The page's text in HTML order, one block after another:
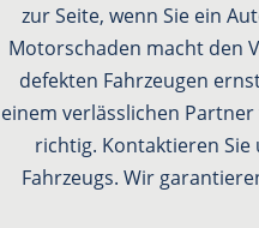
zur Seite, wenn Sie ein
Motorschaden macht den
defekten Fahrzeugen
einem verlässlichen
richtig. Kontaktieren
Fahrzeugs. Wir